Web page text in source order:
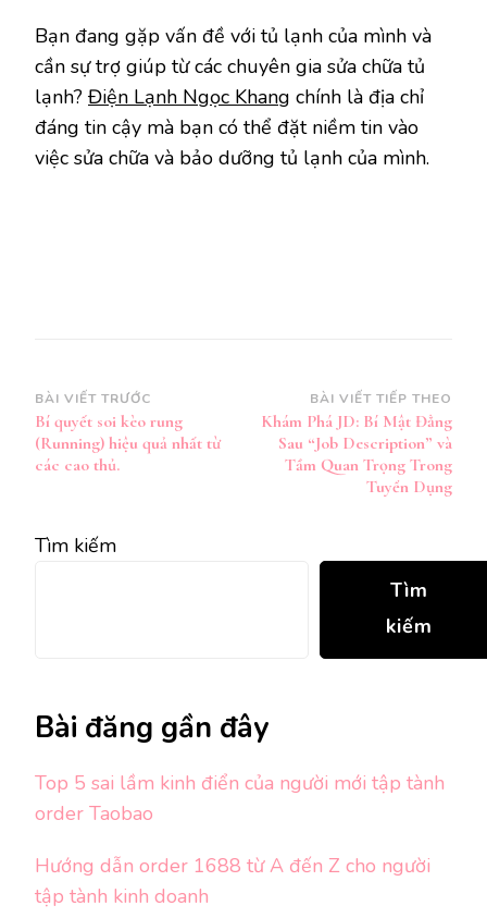
Bạn đang gặp vấn đề với tủ lạnh của mình và
cần sự trợ giúp từ các chuyên gia sửa chữa tủ
lạnh? Điện Lạnh Ngọc Khang chính là địa chỉ
đáng tin cậy mà bạn có thể đặt niềm tin vào
việc sửa chữa và bảo dưỡng tủ lạnh của mình.
Điều
hướng
bài
BÀI VIẾT TRƯỚC
Bí quyết soi kèo rung
(Running) hiệu quả nhất từ
các cao thủ.
BÀI VIẾT TIẾP THEO
Khám Phá JD: Bí Mật Đằng
Sau “Job Description” và
Tầm Quan Trọng Trong
Tuyển Dụng
Tìm kiếm
Tìm
kiếm
Bài đăng gần đây
Top 5 sai lầm kinh điển của người mới tập tành
order Taobao
Hướng dẫn order 1688 từ A đến Z cho người
tập tành kinh doanh